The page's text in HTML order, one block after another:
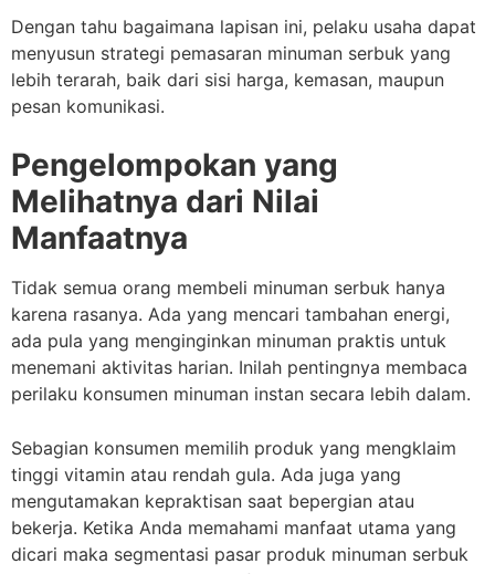
Dengan tahu bagaimana lapisan ini, pelaku usaha dapat
menyusun strategi pemasaran minuman serbuk yang
lebih terarah, baik dari sisi harga, kemasan, maupun
pesan komunikasi.
Pengelompokan yang
Melihatnya dari Nilai
Manfaatnya
Tidak semua orang membeli minuman serbuk hanya
karena rasanya. Ada yang mencari tambahan energi,
ada pula yang menginginkan minuman praktis untuk
menemani aktivitas harian. Inilah pentingnya membaca
perilaku konsumen minuman instan secara lebih dalam.
Sebagian konsumen memilih produk yang mengklaim
tinggi vitamin atau rendah gula. Ada juga yang
mengutamakan kepraktisan saat bepergian atau
bekerja. Ketika Anda memahami manfaat utama yang
dicari maka segmentasi pasar produk minuman serbuk